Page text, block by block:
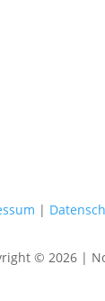
|
© 2026 |